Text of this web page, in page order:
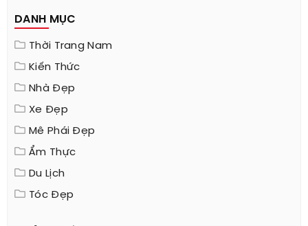
DANH MỤC
Thời Trang Nam
Kiến Thức
Nhà Đẹp
Xe Đẹp
Mê Phái Đẹp
Ẩm Thực
Du Lịch
Tóc Đẹp